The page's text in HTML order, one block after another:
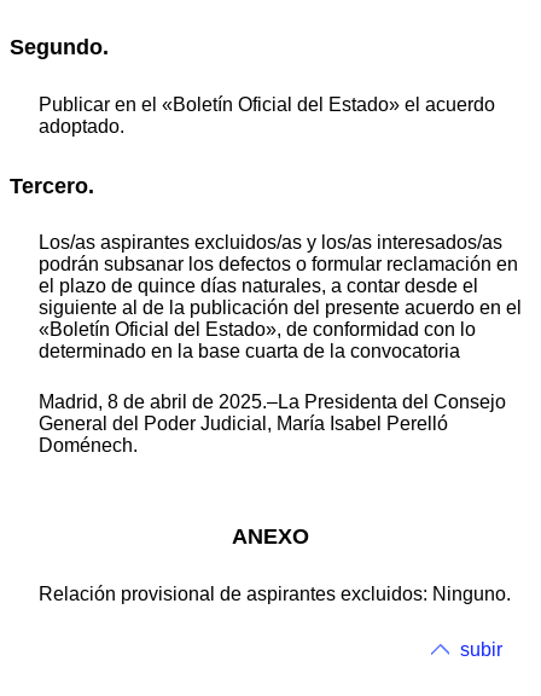
Segundo.
Publicar en el «Boletín Oficial del Estado» el acuerdo
adoptado.
Tercero.
Los/as aspirantes excluidos/as y los/as interesados/as
podrán subsanar los defectos o formular reclamación en
el plazo de quince días naturales, a contar desde el
siguiente al de la publicación del presente acuerdo en el
«Boletín Oficial del Estado», de conformidad con lo
determinado en la base cuarta de la convocatoria
Madrid, 8 de abril de 2025.–La Presidenta del Consejo
General del Poder Judicial, María Isabel Perelló
Doménech.
ANEXO
Relación provisional de aspirantes excluidos: Ninguno.
subir